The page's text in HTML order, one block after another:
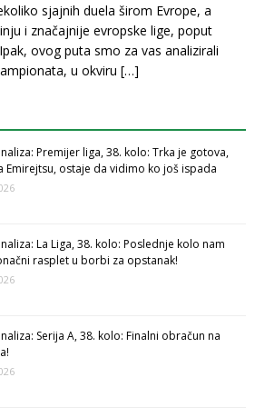
sjajnih duela širom Evrope, a
i značajnije evropske lige, poput
ovog puta smo za vas analizirali
u okviru […]
Premijer liga, 38. kolo: Trka je gotova,
Emirejtsu, ostaje da vidimo ko još ispada
La Liga, 38. kolo: Poslednje kolo nam
rasplet u borbi za opstanak!
Serija A, 38. kolo: Finalni obračun na